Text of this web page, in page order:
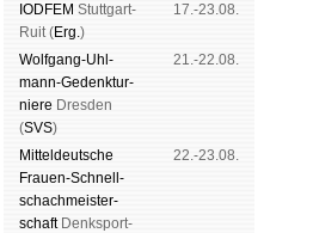
IODFEM Stutt­gart-
Ruit (Erg.)
17.-23.08.
Wolf­gang-Uhl­
mann-Ge­denk­tur­
niere Dres­den
(SVS)
21.-22.08.
Mit­tel­deu­tsche
Frauen-Schnell­
schach­meis­ter­
schaftDenk­sport­
22.-23.08.